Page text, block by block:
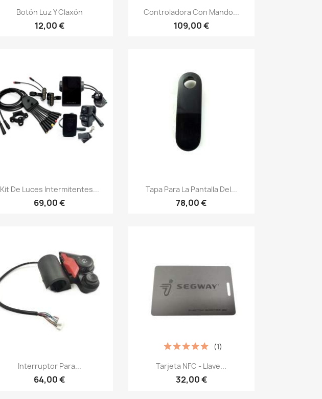
Vista rápida
Botón Luz Y Claxón
12,00 €
Vista rápida
Controladora Con Mando...
109,00 €
Vista rápida
Kit De Luces Intermitentes...
69,00 €
Vista rápida
Tapa Para La Pantalla Del...
78,00 €
Vista rápida
Interruptor Para...
64,00 €
Vista rápida
Tarjeta NFC - Llave...
32,00 €
(1)